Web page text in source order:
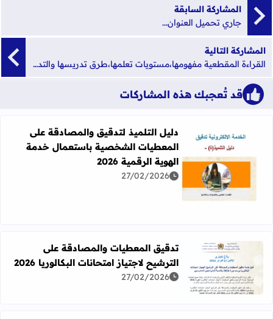
المشاركة السابقة
جاري تحميل العنوان...
المشاركة التالية
القراءة المقطعية مفهومها،مستويات تعلمها،طرق تدريسها والتدبير المنهجي للدروس
قد تُعجبك هذه المشاركات
اقرأ المزيد عن دليل التلميذ لتدقيق والمصادقة على
دليل التلميذ لتدقيق والمصادقة على
المعطيات الشخصية باستعمال خدمة
الهوية الرقمية 2026
27/02/2026
اقرأ المزيد عن تدقيق المعطيات والمصادقة على الترشيح لاجتياز
تدقيق المعطيات والمصادقة على
الترشيح لاجتياز امتحانات البكالوريا 2026
27/02/2026